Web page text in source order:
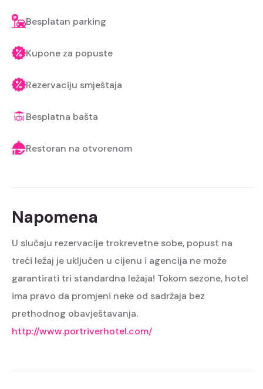
Besplatan parking
Kupone za popuste
Rezervaciju smještaja
Besplatna bašta
Restoran na otvorenom
Napomena
U slučaju rezervacije trokrevetne sobe, popust na
treći ležaj je uključen u cijenu i agencija ne može
garantirati tri standardna ležaja! Tokom sezone, hotel
ima pravo da promjeni neke od sadržaja bez
prethodnog obavještavanja.
http://www.portriverhotel.com/